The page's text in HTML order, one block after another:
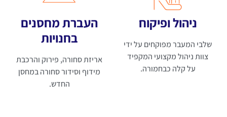
ניהול ופיקוח
שלבי המעבר מפוקחים על ידי
צוות ניהול מקצועי המקפיד
על קלה כבחמורה.
העברת מחסנים
בחנויות
אריזת סחורה, פירוק והרכבת
מידוף וסידור סחורה במחסן
החדש.